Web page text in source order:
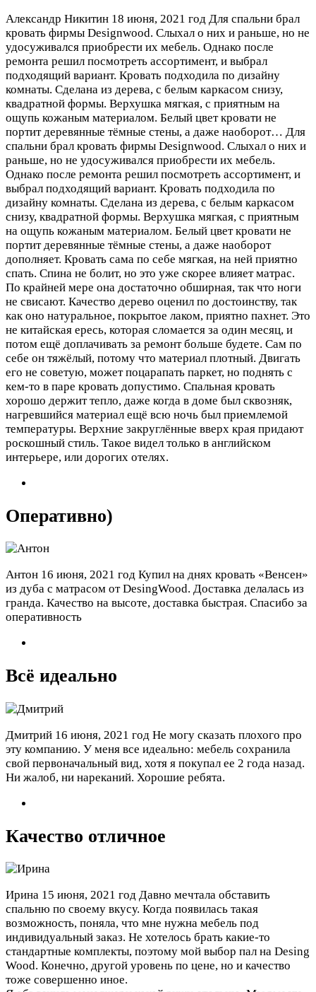
Александр Никитин 18 июня, 2021 год Для спальни брал
кровать фирмы Designwood. Слыхал о них и раньше, но не
удосуживался приобрести их мебель. Однако после
ремонта решил посмотреть ассортимент, и выбрал
подходящий вариант. Кровать подходила по дизайну
комнаты. Сделана из дерева, с белым каркасом снизу,
квадратной формы. Верхушка мягкая, с приятным на
ощупь кожаным материалом. Белый цвет кровати не
портит деревянные тёмные стены, а даже наоборот… Для
спальни брал кровать фирмы Designwood. Слыхал о них и
раньше, но не удосуживался приобрести их мебель.
Однако после ремонта решил посмотреть ассортимент, и
выбрал подходящий вариант. Кровать подходила по
дизайну комнаты. Сделана из дерева, с белым каркасом
снизу, квадратной формы. Верхушка мягкая, с приятным
на ощупь кожаным материалом. Белый цвет кровати не
портит деревянные тёмные стены, а даже наоборот
дополняет. Кровать сама по себе мягкая, на ней приятно
спать. Спина не болит, но это уже скорее влияет матрас.
По крайней мере она достаточно обширная, так что ноги
не свисают. Качество дерево оценил по достоинству, так
как оно натуральное, покрытое лаком, приятно пахнет. Это
не китайская ересь, которая сломается за один месяц, и
потом ещё доплачивать за ремонт больше будете. Сам по
себе он тяжёлый, потому что материал плотный. Двигать
его не советую, может поцарапать паркет, но поднять с
кем-то в паре кровать допустимо. Спальная кровать
хорошо держит тепло, даже когда в доме был сквозняк,
нагревшийся материал ещё всю ночь был приемлемой
температуры. Верхние закруглённые вверх края придают
роскошный стиль. Такое видел только в английском
интерьере, или дорогих отелях.
Оперативно)
Антон 16 июня, 2021 год Купил на днях кровать «Венсен»
из дуба с матрасом от DesingWood. Доставка делалась из
гранда. Качество на высоте, доставка быстрая. Спасибо за
оперативность
Всё идеально
Дмитрий 16 июня, 2021 год Не могу сказать плохого про
эту компанию. У меня все идеально: мебель сохранила
свой первоначальный вид, хотя я покупал ее 2 года назад.
Ни жалоб, ни нареканий. Хорошие ребята.
Качество отличное
Ирина 15 июня, 2021 год Давно мечтала обставить
спальню по своему вкусу. Когда появилась такая
возможность, поняла, что мне нужна мебель под
индивидуальный заказ. Не хотелось брать какие-то
стандартные комплекты, поэтому мой выбор пал на Desing
Wood. Конечно, другой уровень по цене, но и качество
тоже совершенно иное.